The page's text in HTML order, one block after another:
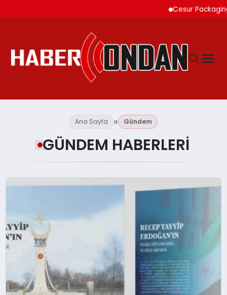
Cesur Packaging, Mısır’daki
SPOR
TEKNOLOJI
Ana Sayfa Gündem
GÜNDEM HABERLERI